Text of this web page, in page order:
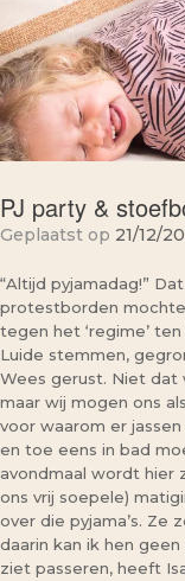
PJ party &
Geplaatst op 21/12/
“Altijd pyjamadag!”
protestborden
tegen het ‘regime’
Luide stemmen,
Wees gerust. Niet dat
maar wij mogen ons
voor waarom er
en toe eens in bad
avondmaal wordt hier
ons vrij soepele)
over die pyjama’s. Ze
daarin kan ik hen
ziet passeren, heeft